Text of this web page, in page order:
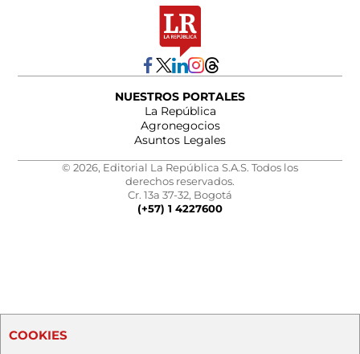
NUESTROS PORTALES
La República
Agronegocios
Asuntos Legales
© 2026, Editorial La República S.A.S. Todos los
derechos reservados.
Cr. 13a 37-32, Bogotá
(+57) 1 4227600
COOKIES